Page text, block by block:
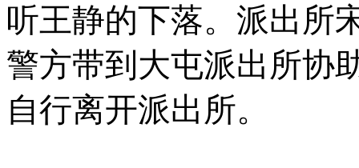
听王静的下落。派出所
警方带到大屯派出所协
自行离开派出所。